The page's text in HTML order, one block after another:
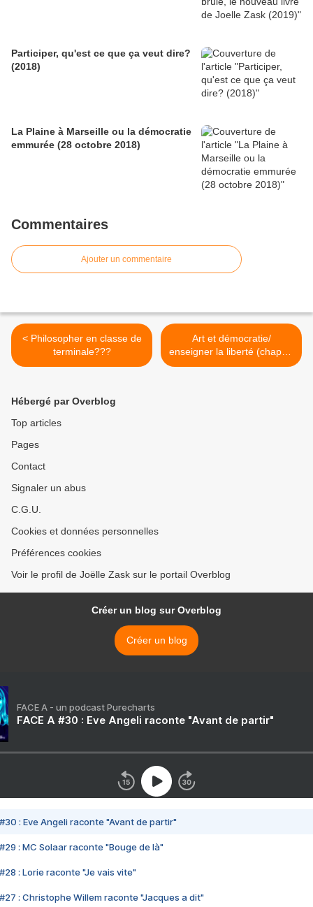
Participer, qu'est ce que ça veut dire?
(2018)
La Plaine à Marseille ou la démocratie
emmurée (28 octobre 2018)
Commentaires
Ajouter un commentaire
< Philosopher en classe de
terminale???
Art et démocratie/
enseigner la liberté (chap.2)
(2003) >
Hébergé par Overblog
Top articles
Pages
Contact
Signaler un abus
C.G.U.
Cookies et données personnelles
Préférences cookies
Voir le profil de Joëlle Zask sur le portail Overblog
Créer un blog sur Overblog
Créer un blog
FACE A - un podcast Purecharts
FACE A #30 : Eve Angeli raconte "Avant de partir"
#30 : Eve Angeli raconte "Avant de partir"
#29 : MC Solaar raconte "Bouge de là"
#28 : Lorie raconte "Je vais vite"
#27 : Christophe Willem raconte "Jacques a dit"